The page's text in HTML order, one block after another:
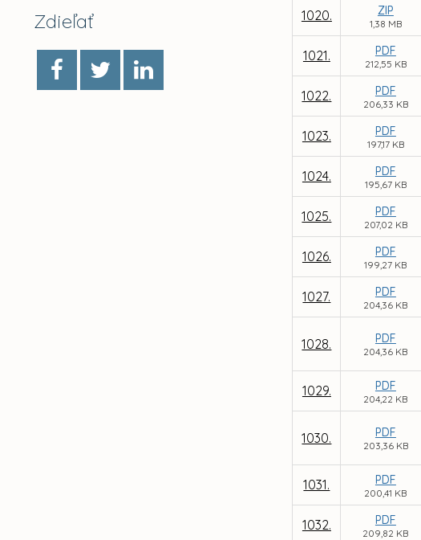
Zdieľať 1020. ZIP
1,38 MB
1021. PDF
212,55 KB
1022. PDF
206,33 KB
1023. PDF
197,17 KB
1024. PDF
195,67 KB
1025. PDF
207,02 KB
1026. PDF
199,27 KB
1027. PDF
204,36 KB
1028. PDF
204,36 KB
1029. PDF
204,22 KB
1030. PDF
203,36 KB
1031. PDF
200,41 KB
1032. PDF
209,82 KB